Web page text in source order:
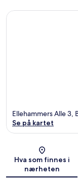
Ellehammers Alle 3,
Se på kartet
Hva som finnes i
nærheten